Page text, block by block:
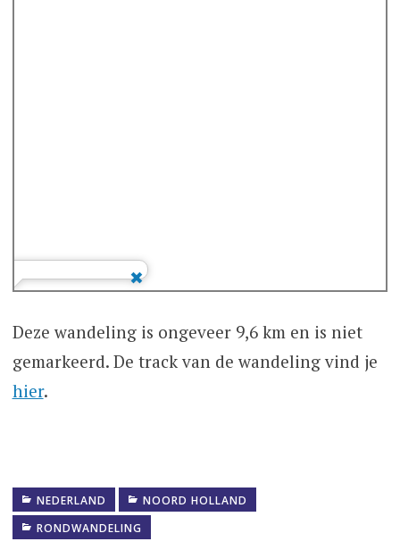
Deze wandeling is ongeveer 9,6 km en is niet
gemarkeerd. De track van de wandeling vind je
hier.
NEDERLAND
NOORD HOLLAND
RONDWANDELING